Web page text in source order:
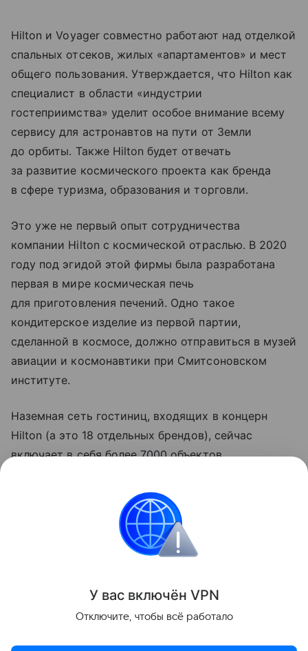
Hilton и Voyager совместно работают над отделкой
спальных отсеков, жилых «апартаментов» и мест
общего пользования. Утверждается, что Hilton как
специалист в области «индустрии
гостеприимства» уделит особое внимание всему
сервису для астронавтов на пути от Земли
до орбиты. Также Hilton будет отвечать
за развитие космического проекта как бренда
в сфере туризма, образования и торговли.
Это уже не первый опыт сотрудничества
компании Hilton с космической отраслью. В 2020
году под эгидой этой фирмы была разработана
первая в мире космическая печь
для приготовления печений. Одно такое
кондитерское изделие из первой партии,
сделанной в космосе, должно отправиться в музей
авиации и космонавтики при Смитсоновском
институте.
Наземная сеть гостиниц, входящих в концерн
Hilton (а это 18 отдельных брендов), сейчас
включает в себя более 7000 объектов
Контент недоступен
ПутешествияУ вас включён VPN
Отключите, чтобы всё работало